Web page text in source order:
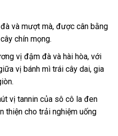
và mượt mà, được cân bằng
chín mọng.
vị đậm đà và hài hòa, với
vị bánh mì trái cây dai, gia
vị tannin của sô cô la đen
thiện cho trải nghiệm uống